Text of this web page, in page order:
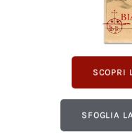
SCOPRI
SFOGLIA